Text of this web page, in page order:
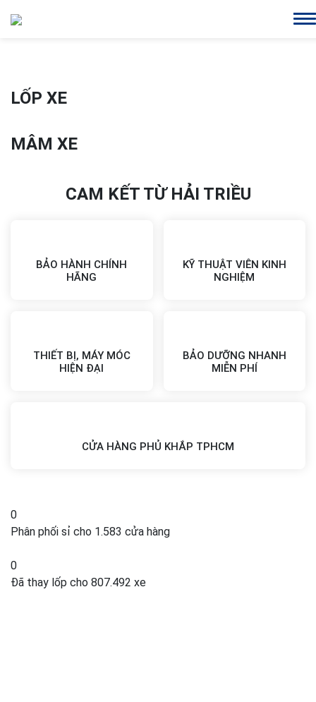
LỐP XE
MÂM XE
CAM KẾT TỪ HẢI TRIỀU
BẢO HÀNH CHÍNH
HÃNG
KỸ THUẬT VIÊN KINH
NGHIỆM
THIẾT BỊ, MÁY MÓC
HIỆN ĐẠI
BẢO DƯỠNG NHANH
MIỄN PHÍ
CỬA HÀNG PHỦ KHẮP TPHCM
0
Phân phối sỉ cho 1.583 cửa hàng
0
Đã thay lốp cho 807.492 xe